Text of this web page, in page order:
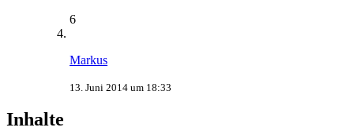
6
Markus
13. Juni 2014 um 18:33
Inhalte